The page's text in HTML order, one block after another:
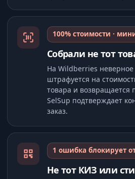
100% стоимости ·
Собрали не тот
На Wildberries
штрафуется на
товара и возвращается
SelSup подтверждает
заказ.
1 ошибка блокирует
Не тот КИЗ или